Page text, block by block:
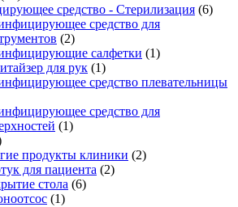
средство - Стерилизация (6)
средство для
(2)
салфетки (1)
для рук (1)
средство плевательницы
средство для
(1)
продукты клиники (2)
для пациента (2)
стола (6)
(1)